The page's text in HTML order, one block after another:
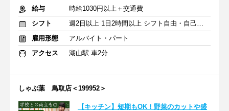
給与
時給1030円以上＋交通費
シフト
週2日以上 1日2時間以上 シフト自由・自己申告
雇用形態
アルバイト・パート
アクセス
湖山駅 車2分
しゃぶ葉 鳥取店＜199952＞
【キッチン】短期もOK！野菜のカットや盛